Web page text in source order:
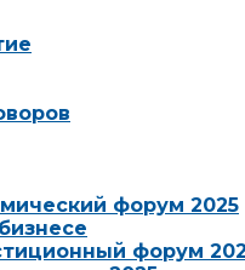
форум 2025
форум